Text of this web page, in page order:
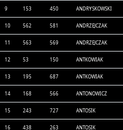
9 153 450 ANDRYSKOWSKI
10 562 581 ANDRZEJCZAK
11 563 569 ANDRZEJCZAK
12 53 150 ANTKOWIAK
13 195 687 ANTKOWIAK
14 168 566 ANTONOWICZ
15 243 727 ANTOSIK
16 438 263 ANTOSIK